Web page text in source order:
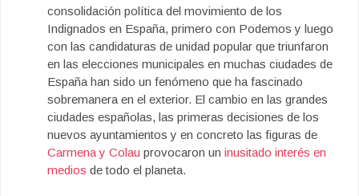
consolidación política del movimiento de los
Indignados en España, primero con Podemos y luego
con las candidaturas de unidad popular que triunfaron
en las elecciones municipales en muchas ciudades de
España han sido un fenómeno que ha fascinado
sobremanera en el exterior. El cambio en las grandes
ciudades españolas, las primeras decisiones de los
nuevos ayuntamientos y en concreto las figuras de
Carmena y Colau provocaron un inusitado interés en
medios de todo el planeta.